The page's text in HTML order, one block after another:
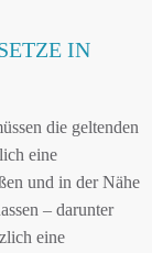
IN
die geltenden
eine
und in der Nähe
– darunter
eine